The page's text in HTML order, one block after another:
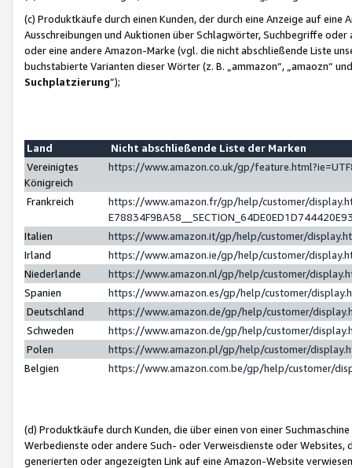
(c) Produktkäufe durch einen Kunden, der durch eine Anzeige auf
Ausschreibungen und Auktionen über Schlagwörter, Suchbegriffe
oder eine andere Amazon-Marke (vgl. die nicht abschließende Liste
buchstabierte Varianten dieser Wörter (z. B. „ammazon“, „amaozn“
Suchplatzierung”);
Land
Nicht abschließende Liste der Marken
Vereinigtes
Königreich
https://www.amazon.co.uk/gp/
Frankreich
https://www.amazon.fr/gp/help/customer/
Italien
https://www.amazon.it/gp/help/customer/
Irland
https://www.amazon.ie/gp/help/customer/
Niederlande
https://www.amazon.nl/gp/help/customer/
Spanien
https://www.amazon.es/gp/help/customer/
Deutschland
https://www.amazon.de/gp/help/customer/
Schweden
https://www.amazon.de/gp/help/customer/
Polen
https://www.amazon.pl/gp/help/customer/
Belgien
https://www.amazon.com.be/gp/help/customer/
(d) Produktkäufe durch Kunden, die über einen von einer
Werbedienste oder andere Such- oder Verweisdienste oder Websites,
generierten oder angezeigten Link auf eine Amazon-Website